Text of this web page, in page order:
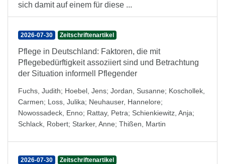
sich damit auf einem für diese ...
2026-07-30 Zeitschriftenartikel
Pflege in Deutschland: Faktoren, die mit
Pflegebedürftigkeit assoziiert sind und Betrachtung
der Situation informell Pflegender
Fuchs, Judith; Hoebel, Jens; Jordan, Susanne; Koschollek,
Carmen; Loss, Julika; Neuhauser, Hannelore;
Nowossadeck, Enno; Rattay, Petra; Schienkiewitz, Anja;
Schlack, Robert; Starker, Anne; Thißen, Martin
2026-07-30 Zeitschriftenartikel